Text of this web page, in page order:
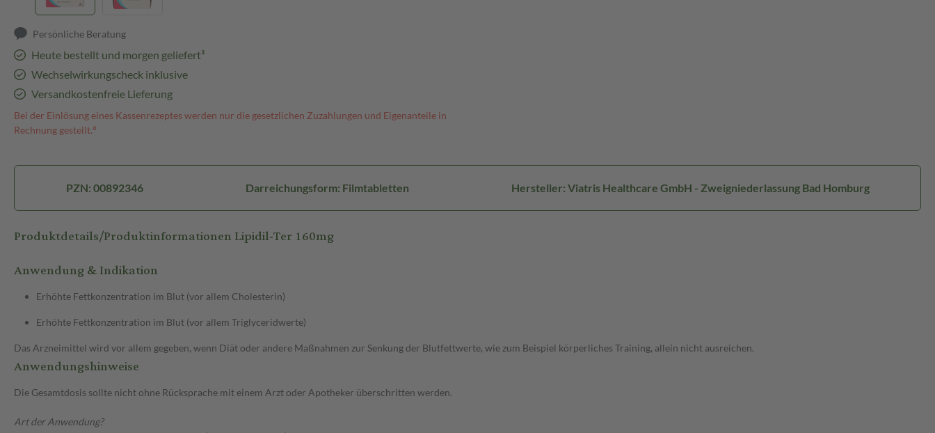
Persönliche Beratung
Heute bestellt und morgen geliefert³
Wechselwirkungscheck inklusive
Versandkostenfreie Lieferung
Bei der Einlösung eines Kassenrezeptes werden nur die gesetzlichen Zuzahlungen und Eigenanteile in
Rechnung gestellt.⁴
PZN: 00892346 Darreichungsform: Filmtabletten Hersteller: Viatris Healthcare GmbH - Zweigniederlassung Bad Homburg
Produktdetails/Produktinformationen Lipidil-Ter 160mg
Anwendung & Indikation
Erhöhte Fettkonzentration im Blut (vor allem Cholesterin)
Erhöhte Fettkonzentration im Blut (vor allem Triglyceridwerte)
Das Arzneimittel wird vor allem gegeben, wenn Diät oder andere Maßnahmen zur Senkung der Blutfettwerte, wie zum Beispiel körperliches Training, allein nicht ausreichen.
Anwendungshinweise
Die Gesamtdosis sollte nicht ohne Rücksprache mit einem Arzt oder Apotheker überschritten werden.
Art der Anwendung?